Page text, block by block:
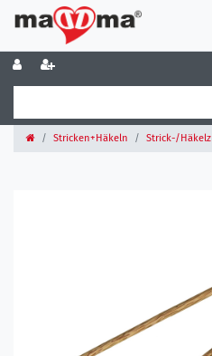
Stricken+Häkeln Strick-/